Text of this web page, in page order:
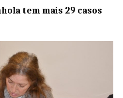
tem mais 29 casos